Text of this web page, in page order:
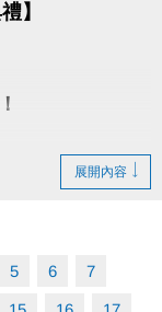
】
展開內容
5 6 7